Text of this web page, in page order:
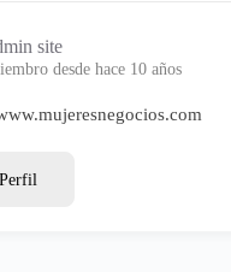
site
desde hace 10 años